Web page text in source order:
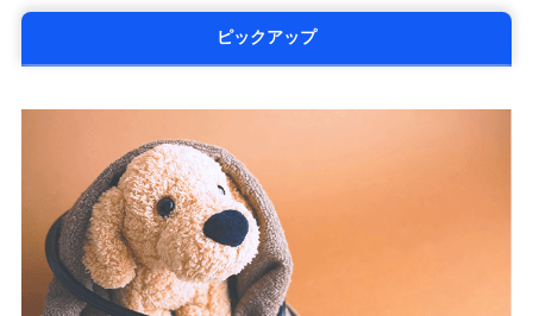
チューリッヒ生命保険株式会社
（https://www.zurichlife.co.jp/）
東京海上日動あんしん生命保険株式会社
（https://www.nanairolife.co.jp/）
日本生命保険相互会社
（https://www.nissay.co.jp）
はなさく生命保険株式会社
（https://www.life8739.co.jp/）
マニュライフ生命保険株式会社
（https://www.manulife.co.jp/）
ピックアップ